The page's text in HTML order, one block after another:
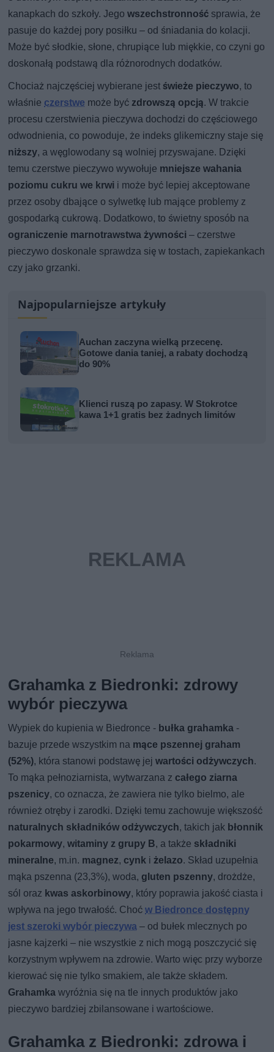
kanapkach do szkoły. Jegowszechstronność sprawia, że
pasuje do każdej pory posiłku – od śniadania do kolacji.
Może być słodkie, słone, chrupiące lub miękkie, co czyni go
doskonałą podstawą dla różnorodnych dodatków.
Chociaż najczęściej wybierane jestświeże pieczywo, to
właśnie czerstwe może być zdrowszą opcją. W trakcie
procesu czerstwienia pieczywa dochodzi do częściowego
odwodnienia, co powoduje, że indeks glikemiczny staje się
niższy, a węglowodany są wolniej przyswajane. Dzięki
temu czerstwe pieczywo wywołuje mniejsze wahania
poziomu cukru we krwi i może być lepiej akceptowane
przez osoby dbające o sylwetkę lub mające problemy z
gospodarką cukrową. Dodatkowo, to świetny sposób na
ograniczenie marnotrawstwa żywności – czerstwe
pieczywo doskonale sprawdza się w tostach, zapiekankach
czy jako grzanki.
Najpopularniejsze artykuły
Auchan zaczyna wielką przecenę.
Gotowe dania taniej, a rabaty dochodzą
do 90%
Klienci ruszą po zapasy. W Stokrotce
kawa 1+1 gratis bez żadnych limitów
Grahamka z Biedronki: zdrowy
wybór pieczywa
Wypiek do kupienia w Biedronce - bułka grahamka -
bazuje przede wszystkim na mące pszennej graham
(52%), która stanowi podstawę jejwartości odżywczych.
To mąka pełnoziarnista, wytwarzana z całego ziarna
pszenicy, co oznacza, że zawiera nie tylko bielmo, ale
również otręby i zarodki. Dzięki temu zachowuje większość
naturalnych składników odżywczych, takich jak błonnik
pokarmowy,witaminy z grupy B, a także składniki
mineralne, m.in. magnez, cynk i żelazo. Skład uzupełnia
mąka pszenna (23,3%), woda, gluten pszenny, drożdże,
sól oraz kwas askorbinowy, który poprawia jakość ciasta i
wpływa na jego trwałość. Choćw Biedronce dostępny
jest szeroki wybór pieczywa – od bułek mlecznych po
jasne kajzerki – nie wszystkie z nich mogą poszczycić się
korzystnym wpływem na zdrowie. Warto więc przy wyborze
kierować się nie tylko smakiem, ale także składem.
Grahamka wyróżnia się na tle innych produktów jako
pieczywo bardziej zbilansowane i wartościowe.
Grahamka z Biedronki: zdrowa i